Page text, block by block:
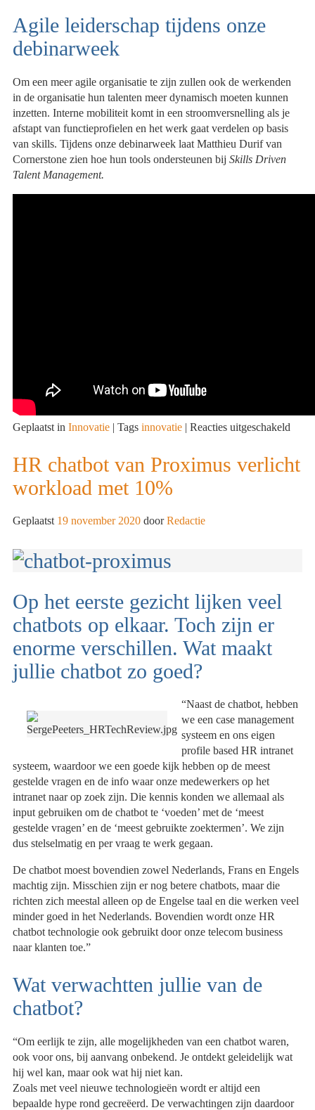
Agile leiderschap tijdens onze
debinarweek
Om een meer agile organisatie te zijn zullen ook de werkenden
in de organisatie hun talenten meer dynamisch moeten kunnen
inzetten. Interne mobiliteit komt in een stroomversnelling als je
afstapt van functieprofielen en het werk gaat verdelen op basis
van skills. Tijdens onze debinarweek laat Matthieu Durif van
Cornerstone zien hoe hun tools ondersteunen bijSkills Driven
Talent Management.
Geplaatst in Innovatie | Tags innovatie | Reacties uitgeschakeld
HR chatbot van Proximus verlicht
workload met 10%
Geplaatst 19 november 2020 door Redactie
Op het eerste gezicht lijken veel
chatbots op elkaar. Toch zijn er
enorme verschillen. Wat maakt
jullie chatbot zo goed?
“Naast de chatbot, hebben
we een case management
systeem en ons eigen
profile based HR intranet
systeem, waardoor we een goede kijk hebben op de meest
gestelde vragen en de info waar onze medewerkers op het
intranet naar op zoek zijn. Die kennis konden we allemaal als
input gebruiken om de chatbot te ‘voeden’ met de ‘meest
gestelde vragen’ en de ‘meest gebruikte zoektermen’. We zijn
dus stelselmatig en per vraag te werk gegaan.
De chatbot moest bovendien zowel Nederlands, Frans en Engels
machtig zijn. Misschien zijn er nog betere chatbots, maar die
richten zich meestal alleen op de Engelse taal en die werken veel
minder goed in het Nederlands. Bovendien wordt onze HR
chatbot technologie ook gebruikt door onze telecom business
naar klanten toe.”
Wat verwachtten jullie van de
chatbot?
“Om eerlijk te zijn, alle mogelijkheden van een chatbot waren,
ook voor ons, bij aanvang onbekend. Je ontdekt geleidelijk wat
hij wel kan, maar ook wat hij niet kan.
Zoals met veel nieuwe technologieën wordt er altijd een
bepaalde hype rond gecreëerd. De verwachtingen zijn daardoor